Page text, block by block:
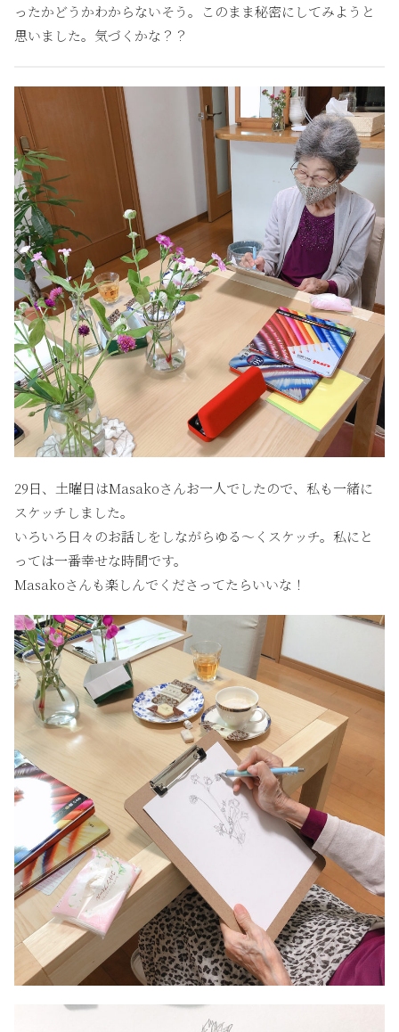
ったかどうかわからないそう。このまま秘密にしてみようと
思いました。気づくかな？？
29日、土曜日はMasakoさんお一人でしたので、私も一緒に
スケッチしました。
いろいろ日々のお話しをしながらゆる〜くスケッチ。私にと
っては一番幸せな時間です。
Masakoさんも楽しんでくださってたらいいな！